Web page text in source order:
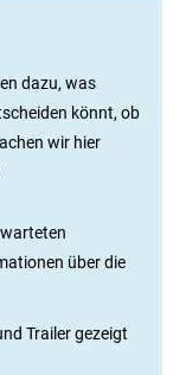
dazu, was
könnt, ob
wir hier
über die
Trailer gezeigt